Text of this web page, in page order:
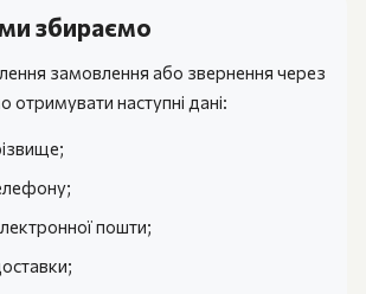
ми збираємо
замовлення або звернення через
наступні дані:
пошти;